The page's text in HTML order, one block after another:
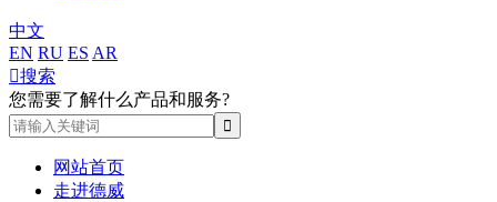
中文
EN RU ES AR
搜索
您需要了解什么产品和服务?
网站首页
走进德威